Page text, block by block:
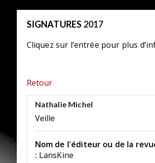
SIGNATURES 2017
Cliquez sur l’entrée pour plus
Retour
Nathalie Michel
Veille
Nom de l'éditeur ou de la
: LansKine